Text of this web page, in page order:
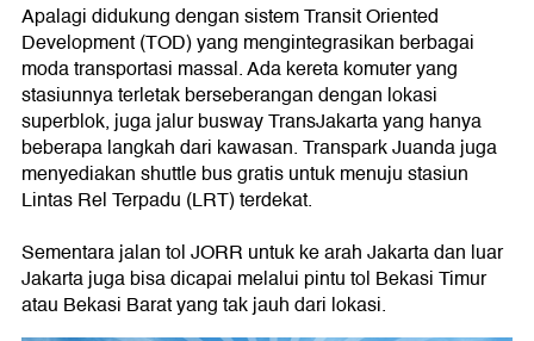
Apalagi didukung dengan sistem Transit Oriented
Development (TOD) yang mengintegrasikan berbagai
moda transportasi massal. Ada kereta komuter yang
stasiunnya terletak berseberangan dengan lokasi
superblok, juga jalur busway TransJakarta yang hanya
beberapa langkah dari kawasan. Transpark Juanda juga
menyediakan shuttle bus gratis untuk menuju stasiun
Lintas Rel Terpadu (LRT) terdekat.
Sementara jalan tol JORR untuk ke arah Jakarta dan luar
Jakarta juga bisa dicapai melalui pintu tol Bekasi Timur
atau Bekasi Barat yang tak jauh dari lokasi.